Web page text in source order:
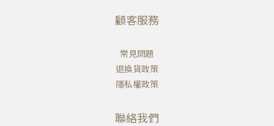
顧客服務
常見問題
退換貨政策
隱私權政策
聯絡我們